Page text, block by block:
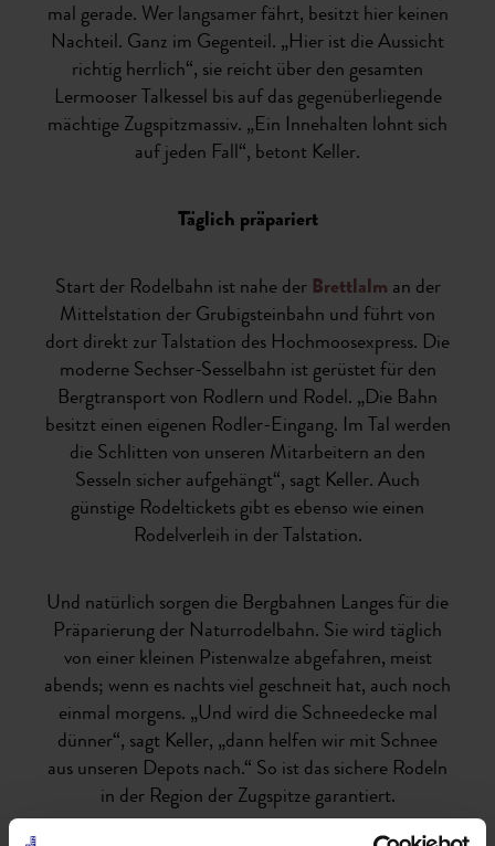
mal gerade. Wer langsamer fährt, besitzt hier keinen
Nachteil. Ganz im Gegenteil. „Hier ist die Aussicht
richtig herrlich“, sie reicht über den gesamten
Lermooser Talkessel bis auf das gegenüberliegende
mächtige Zugspitzmassiv. „Ein Innehalten lohnt sich
auf jeden Fall“, betont Keller.
Täglich präpariert
Start der Rodelbahn ist nahe der Brettlalm an der
Mittelstation der Grubigsteinbahn und führt von
dort direkt zur Talstation des Hochmoosexpress. Die
moderne Sechser-Sesselbahn ist gerüstet für den
Bergtransport von Rodlern und Rodel. „Die Bahn
besitzt einen eigenen Rodler-Eingang. Im Tal werden
die Schlitten von unseren Mitarbeitern an den
Sesseln sicher aufgehängt“, sagt Keller. Auch
günstige Rodeltickets gibt es ebenso wie einen
Rodelverleih in der Talstation.
Und natürlich sorgen die Bergbahnen Langes für die
Präparierung der Naturrodelbahn. Sie wird täglich
von einer kleinen Pistenwalze abgefahren, meist
abends; wenn es nachts viel geschneit hat, auch noch
einmal morgens. „Und wird die Schneedecke mal
dünner“, sagt Keller, „dann helfen wir mit Schnee
aus unseren Depots nach.“ So ist das sichere Rodeln
in der Region der Zugspitze garantiert.